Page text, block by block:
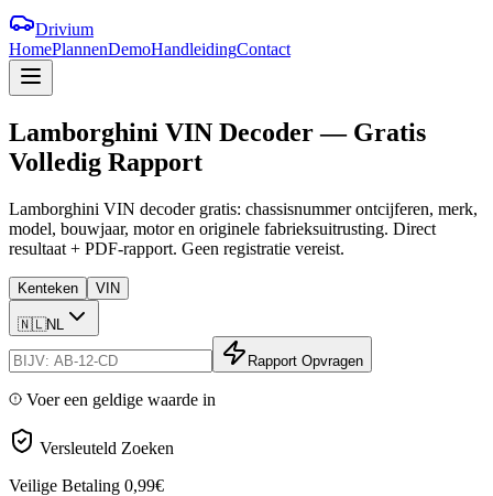
Drivium
HomePlannenDemoHandleidingContact
Lamborghini VIN Decoder— Gratis
Volledig Rapport
Lamborghini VIN decoder gratis: chassisnummer ontcijferen, merk,
model, bouwjaar, motor en originele fabrieksuitrusting. Direct
resultaat + PDF-rapport. Geen registratie vereist.
Kenteken VIN
🇳🇱NL
Rapport Opvragen
Voer een geldige waarde in
Versleuteld Zoeken
Veilige Betaling 0,99€